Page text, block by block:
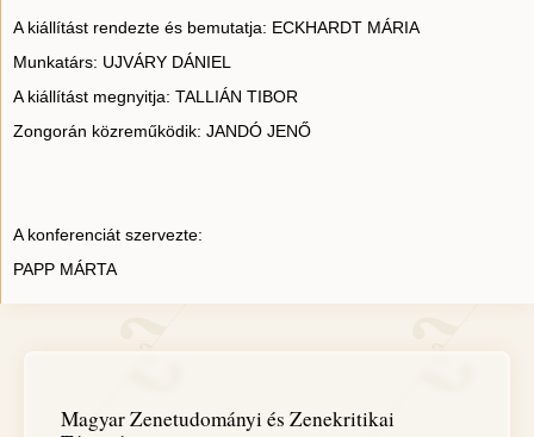
A kiállítást rendezte és bemutatja: ECKHARDT MÁRIA
Munkatárs: UJVÁRY DÁNIEL
A kiállítást megnyitja: TALLIÁN TIBOR
Zongorán közreműködik: JANDÓ JENŐ
A konferenciát szervezte:
PAPP MÁRTA
Magyar Zenetudományi és Zenekritikai